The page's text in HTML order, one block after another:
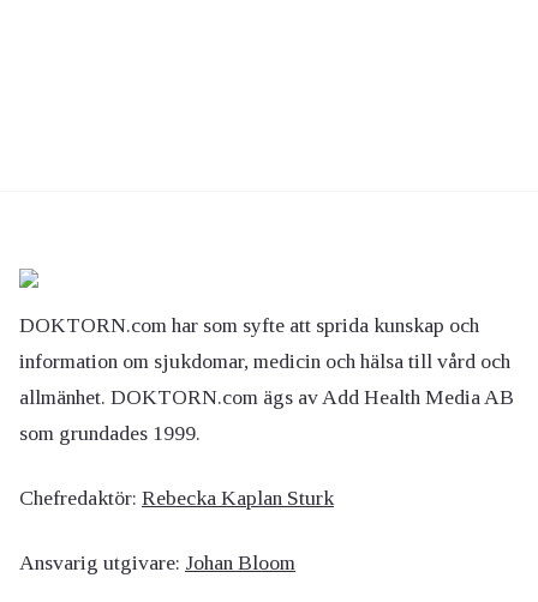
DOKTORN.com har som syfte att sprida kunskap och
information om sjukdomar, medicin och hälsa till vård och
allmänhet. DOKTORN.com ägs av Add Health Media AB
som grundades 1999.
Chefredaktör: Rebecka Kaplan Sturk
Ansvarig utgivare: Johan Bloom